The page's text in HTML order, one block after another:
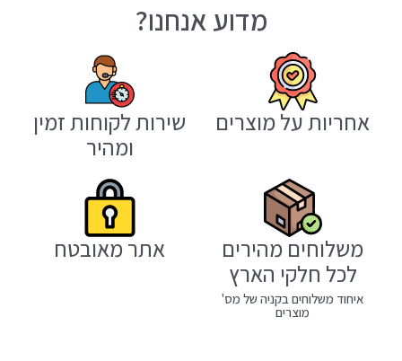
מדוע אנחנו?
אחריות על מוצרים
שירות לקוחות זמין
ומהיר
משלוחים מהירים
לכל חלקי הארץ
איחוד משלוחים בקניה של מס'
מוצרים
אתר מאובטח